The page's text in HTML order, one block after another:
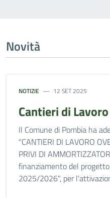
Novità
NOTIZIE 12 SET 2025
Cantieri di
Il Comune di Pombia ha
"CANTIERI DI LAVORO
PRIVI DI
finanziamento del
2025/2026", per